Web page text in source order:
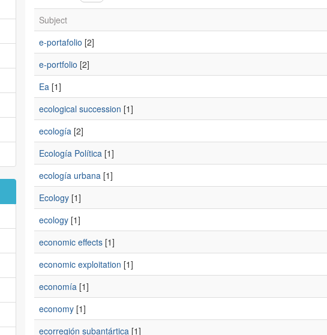
Subject
e-portafolio [2]
e-portfolio [2]
Ea[1]
ecological succession [1]
ecología[2]
Ecología Política[1]
ecología urbana[1]
Ecology[1]
ecology[1]
economic effects[1]
economic exploitation [1]
economía[1]
economy[1]
ecorregión subantártica[1]